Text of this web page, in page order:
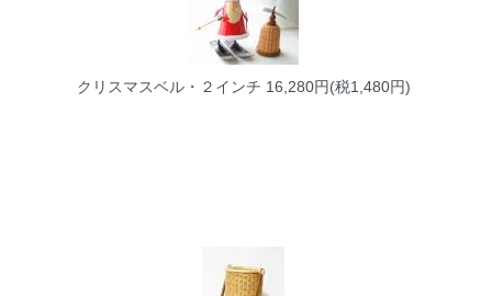
クリスマスベル・２インチ 16,280円(税1,480円)